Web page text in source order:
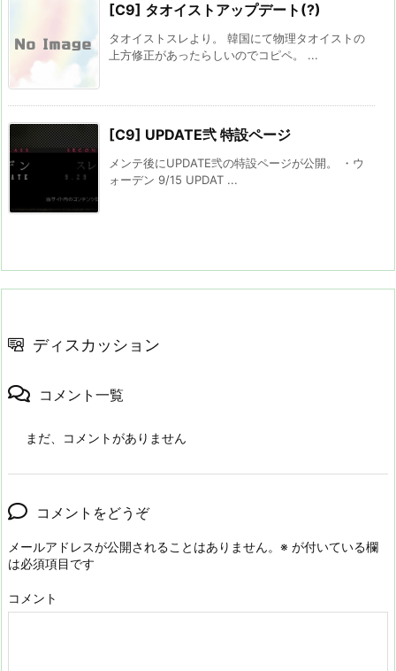
[C9] タオイストアップデート(?)
タオイストスレより。 韓国にて物理タオイストの
上方修正があったらしいのでコピペ。 ...
[C9] UPDATE弐 特設ページ
メンテ後にUPDATE弐の特設ページが公開。 ・ウ
ォーデン 9/15 UPDAT ...
ディスカッション
コメント一覧
まだ、コメントがありません
コメントをどうぞ
メールアドレスが公開されることはありません。 ※ が付いている欄
は必須項目です
コメント